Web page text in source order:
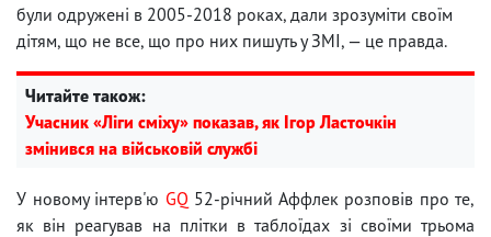
були одружені в 2005-2018 роках, дали зрозуміти своїм
дітям, що не все, що про них пишуть у ЗМІ, — це правда.
Читайте також:
Учасник «Ліги сміху» показав, як Ігор Ласточкін
змінився на військовій службі
У новому інтерв'ю GQ 52-річний Аффлек розповів про те,
як він реагував на плітки в таблоїдах зі своїми трьома